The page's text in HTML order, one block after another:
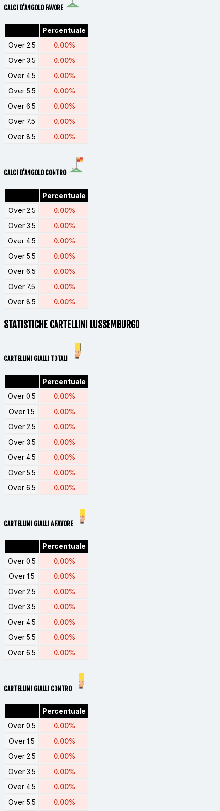
CALCI D'ANGOLO FAVORE
Percentuale
Over 2.5
0.00%
Over 3.5
0.00%
Over 4.5
0.00%
Over 5.5
0.00%
Over 6.5
0.00%
Over 7.5
0.00%
Over 8.5
0.00%
CALCI D'ANGOLO CONTRO
Percentuale
Over 2.5
0.00%
Over 3.5
0.00%
Over 4.5
0.00%
Over 5.5
0.00%
Over 6.5
0.00%
Over 7.5
0.00%
Over 8.5
0.00%
STATISTICHE CARTELLINI LUSSEMBURGO
CARTELLINI GIALLI TOTALI
Percentuale
Over 0.5
0.00%
Over 1.5
0.00%
Over 2.5
0.00%
Over 3.5
0.00%
Over 4.5
0.00%
Over 5.5
0.00%
Over 6.5
0.00%
CARTELLINI GIALLI A FAVORE
Percentuale
Over 0.5
0.00%
Over 1.5
0.00%
Over 2.5
0.00%
Over 3.5
0.00%
Over 4.5
0.00%
Over 5.5
0.00%
Over 6.5
0.00%
CARTELLINI GIALLI CONTRO
Percentuale
Over 0.5
0.00%
Over 1.5
0.00%
Over 2.5
0.00%
Over 3.5
0.00%
Over 4.5
0.00%
Over 5.5
0.00%